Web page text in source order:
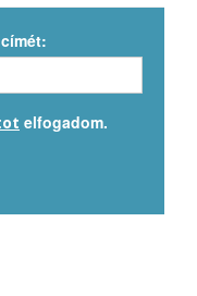
elfogadom.